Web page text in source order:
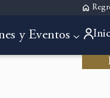
y Eventos